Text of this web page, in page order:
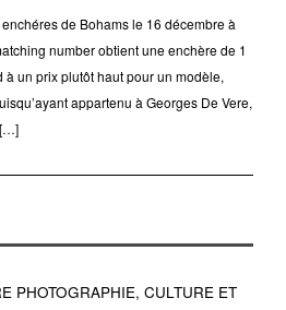
de Bohams le 16 décembre à
number obtient une enchère de 1
un prix plutôt haut pour un modèle,
appartenu à Georges De Vere,
[…]
PHOTOGRAPHIE, CULTURE ET